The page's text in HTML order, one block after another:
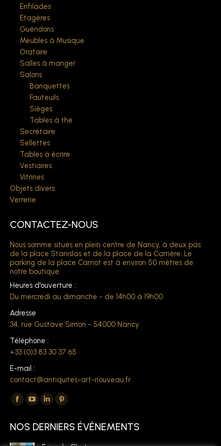
Enfilades
Etagères
Guéridons
Meubles à Musique
Oratoire
Salles à manger
Salons
Banquettes
Fauteuils
Sièges
Tables à thé
Secrétaire
Sellettes
Tables à écrire
Vestiaires
Vitrines
Objets divers
Verrerie
CONTACTEZ-NOUS
Nous somme situés en plein centre de Nancy, à deux pas
de la place Stanislas et de la place de la Carrière. Le
parking de la place Carnot est à environ 50 mètres de
notre boutique.
Heures d'ouverture :
Du mercredi au dimanche - de 14h00 à 19h00
Adresse
34, rue Gustave Simon - 54000 Nancy
Téléphone :
+33 (0)3 83 30 37 65
E-mail :
contact@antiquites-art-nouveau.fr
Trouvez nous sur :
La
Facebook
s'ouvre
La
YouTube
s'ouvre
La
LinkedIn
s'ouvre
La
Pinterest
s'ouvre
NOS DERNIERS ÉVÉNEMENTS